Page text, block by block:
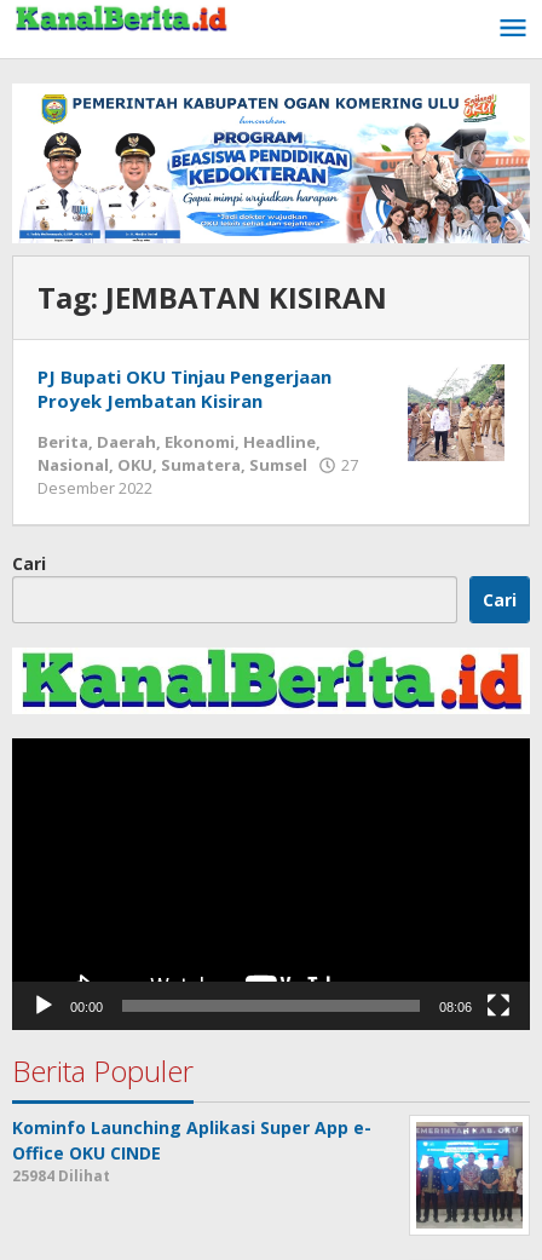
Lewati
ke
konten
Tag: JEMBATAN KISIRAN
PJ Bupati OKU Tinjau Pengerjaan
Proyek Jembatan Kisiran
Berita, Daerah, Ekonomi, Headline,
Nasional, OKU, Sumatera, Sumsel
27
Desember 2022
Cari
Cari
00:00 08:06
Berita Populer
Kominfo Launching Aplikasi Super App e-
Office OKU CINDE
25984 Dilihat